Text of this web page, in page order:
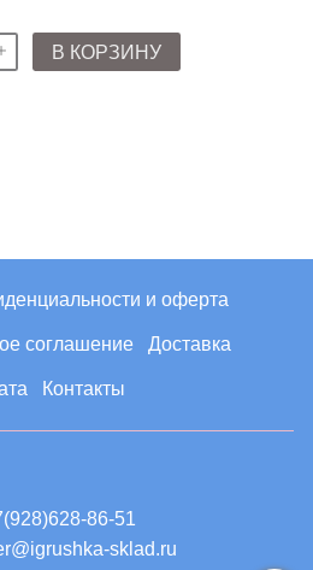
В КОРЗИНУ
и оферта
соглашение Доставка
Контакты
86-51
sklad.ru